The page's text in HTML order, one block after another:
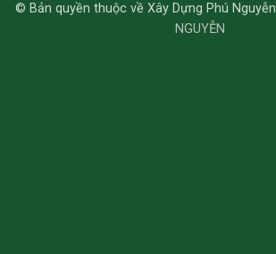
© Bản quyền thuộc về Xây Dựng Phú Nguyễn
NGUYỄN